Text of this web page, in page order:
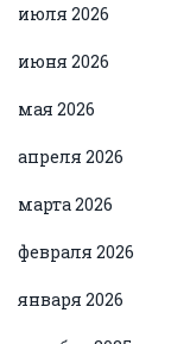
июля 2026
июня 2026
мая 2026
апреля 2026
марта 2026
февраля 2026
января 2026